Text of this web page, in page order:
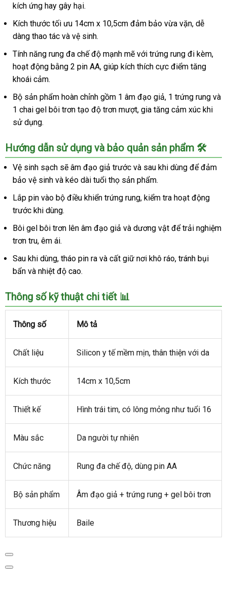
kích ứng hay gây hại.
Kích thước tối ưu 14cm x 10,5cm đảm bảo vừa vặn, dễ
dàng thao tác và vệ sinh.
Tính năng rung đa chế độ mạnh mẽ với trứng rung đi kèm,
hoạt động bằng 2 pin AA, giúp kích thích cực điểm tăng
khoái cảm.
Bộ sản phẩm hoàn chỉnh gồm 1 âm đạo giả, 1 trứng rung và
1 chai gel bôi trơn tạo độ trơn mượt, gia tăng cảm xúc khi
sử dụng.
Hướng dẫn sử dụng và bảo quản sản phẩm 🛠️
Vệ sinh sạch sẽ âm đạo giả trước và sau khi dùng để đảm
bảo vệ sinh và kéo dài tuổi thọ sản phẩm.
Lắp pin vào bộ điều khiển trứng rung, kiểm tra hoạt động
trước khi dùng.
Bôi gel bôi trơn lên âm đạo giả và dương vật để trải nghiệm
trơn tru, êm ái.
Sau khi dùng, tháo pin ra và cất giữ nơi khô ráo, tránh bụi
bẩn và nhiệt độ cao.
Thông số kỹ thuật chi tiết 📊
Thông số Mô tả
Chất liệu Silicon y tế mềm mịn, thân thiện với da
Kích thước 14cm x 10,5cm
Thiết kế Hình trái tim, có lông mỏng như tuổi 16
Màu sắc Da người tự nhiên
Chức năng Rung đa chế độ, dùng pin AA
Bộ sản phẩm Âm đạo giả + trứng rung + gel bôi trơn
Thương hiệu Baile